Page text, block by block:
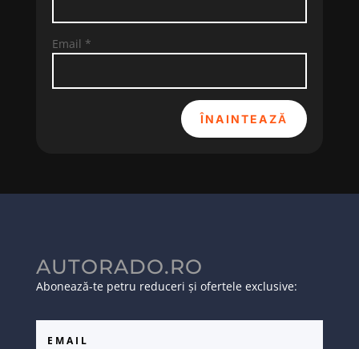
Email *
ÎNAINTEAZĂ
AUTORADO.RO
Abonează-te petru reduceri și ofertele exclusive: